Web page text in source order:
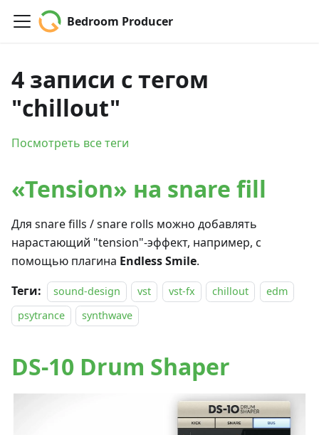
Bedroom Producer
4 записи с тегом
"chillout"
Посмотреть все теги
«Tension» на snare fill
Для snare fills / snare rolls можно добавлять
нарастающий "tension"-эффект, например, с
помощью плагина Endless Smile.
Теги:
sound-design vst vst-fx chillout
edm
psytrance
synthwave
DS-10 Drum Shaper